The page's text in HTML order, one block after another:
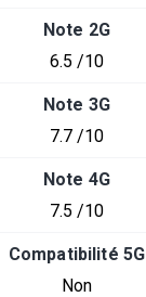
Note 2G
6.5 /10
Note 3G
7.7 /10
Note 4G
7.5 /10
Compatibilité 5G
Non